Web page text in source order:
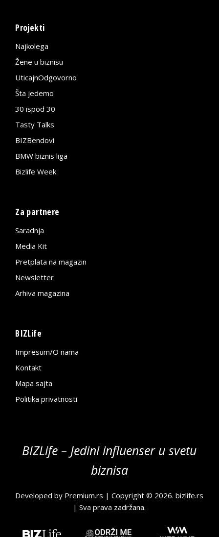
Projekti
Najkolega
Žene u biznisu
UticajnOdgovorno
Šta jedemo
30 ispod 30
Tasty Talks
BIZBendovi
BMW biznis liga
Bizlife Week
Za partnere
Saradnja
Media Kit
Pretplata na magazin
Newsletter
Arhiva magazina
BIZLife
Impresum/O nama
Kontakt
Mapa sajta
Politika privatnosti
BIZLife – Jedini influenser u svetu
biznisa
Developed by Premium.rs | Copyright © 2026.bizlife.rs
| Sva prava zadržana.